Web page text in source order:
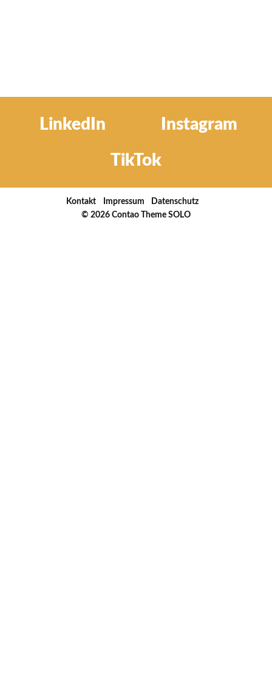
LinkedIn Instagram
TikTok
Navigation
überspringen
Kontakt Impressum
Datenschutz
© 2026 Contao Theme SOLO